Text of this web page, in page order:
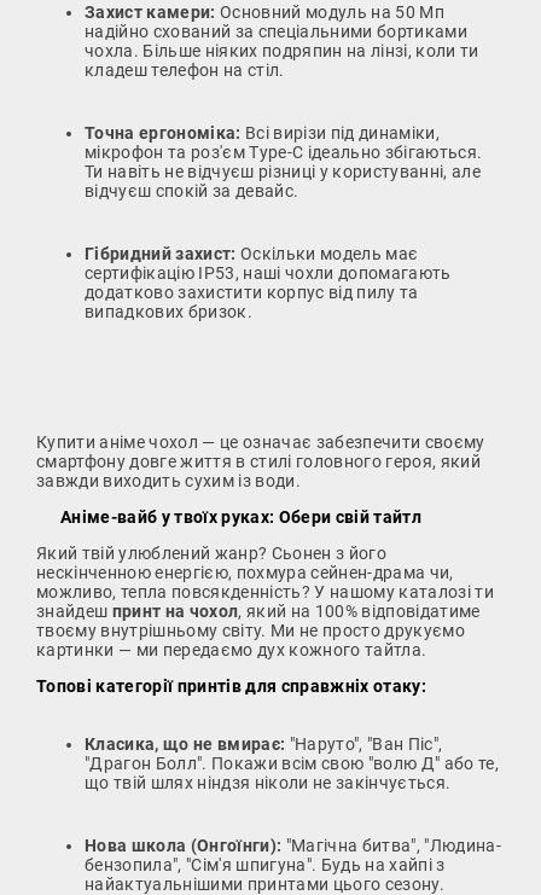
Захист камери: Основний модуль на 50 Мп
надійно схований за спеціальними бортиками
чохла. Більше ніяких подряпин на лінзі, коли ти
кладеш телефон на стіл.
Точна ергономіка: Всі вирізи під динаміки,
мікрофон та роз'єм Type-C ідеально збігаються.
Ти навіть не відчуєш різниці у користуванні, але
відчуєш спокій за девайс.
Гібридний захист: Оскільки модель має
сертифікацію IP53, наші чохли допомагають
додатково захистити корпус від пилу та
випадкових бризок.
Купити аніме чохол — це означає забезпечити своєму
смартфону довге життя в стилі головного героя, який
завжди виходить сухим із води.
Аніме-вайб у твоїх руках: Обери свій тайтл
Який твій улюблений жанр? Сьонен з його
нескінченною енергією, похмура сейнен-драма чи,
можливо, тепла повсякденність? У нашому каталозі ти
знайдеш принт на чохол, який на 100% відповідатиме
твоєму внутрішньому світу. Ми не просто друкуємо
картинки — ми передаємо дух кожного тайтла.
Топові категорії принтів для справжніх отаку:
Класика, що не вмирає: "Наруто", "Ван Піс",
"Драгон Болл". Покажи всім свою "волю Д" або те,
що твій шлях ніндзя ніколи не закінчується.
Нова школа (Онгоїнги): "Магічна битва", "Людина-
бензопила", "Сім'я шпигуна". Будь на хайпі з
найактуальнішими принтами цього сезону.